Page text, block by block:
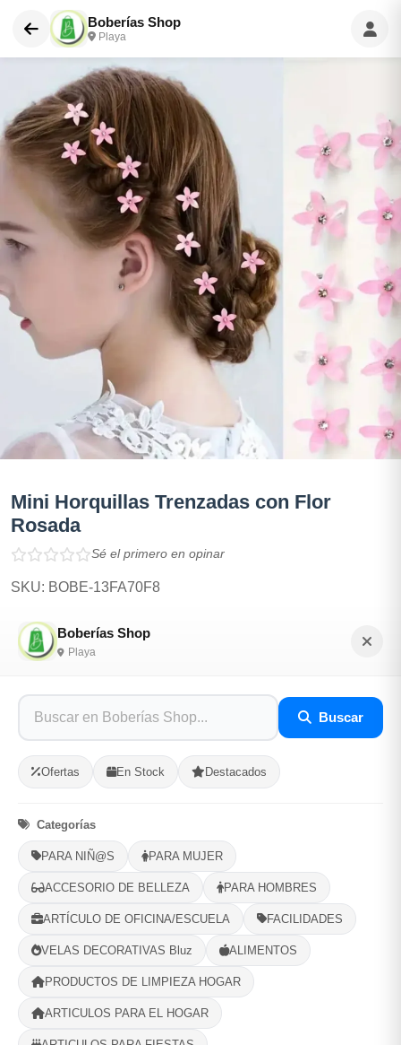
Boberías Shop
Playa
Boberías Shop
Playa
Buscar
Ofertas En Stock Destacados
Categorías
PARA NIÑ@S PARA MUJER
ACCESORIO DE BELLEZA PARA HOMBRES
ARTÍCULO DE OFICINA/ESCUELA FACILIDADES
VELAS DECORATIVAS Bluz ALIMENTOS
PRODUCTOS DE LIMPIEZA HOGAR
ARTICULOS PARA EL HOGAR
Mini Horquillas Trenzadas con Flor
Rosada
Sé el primero en opinar
SKU: BOBE-13FA70F8
$100.00
Listo para Entregar
Opciones de Envio
1 Ubicacion
Selecciona tu ubicacion
PROVINCIA
MUNICIPIO